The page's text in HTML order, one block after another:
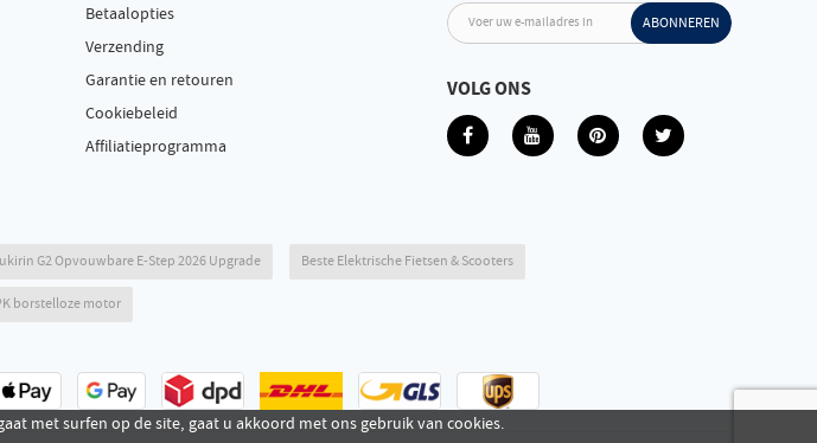
Betaalopties
Verzending
Garantie en retouren
Cookiebeleid
Affiliatieprogramma
Voer uw e-mailadres in ABONNEREN
VOLG ONS
met surfen op de site, gaat u akkoord met ons gebruik van cookies.
G2 Opvouwbare E-Step 2026 Upgrade Beste Elektrische Fietsen & Scooters
borstelloze motor